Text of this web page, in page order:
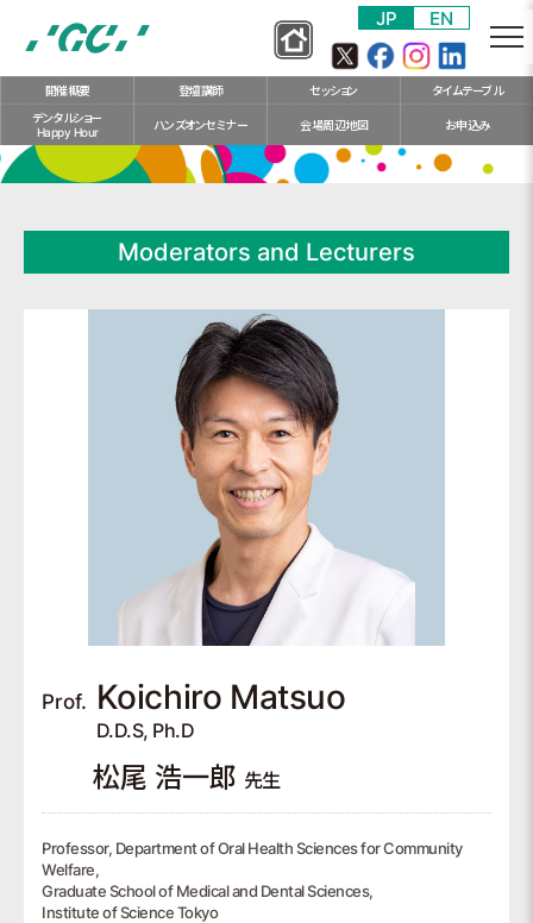
i
p
o
m
JP EN
開催概要 登壇講師 セッション タイムテーブル
デンタルショー
Happy Hour
ハンズオンセミナー 会場周辺地図 お申込み
Moderators and Lecturers
Prof. Koichiro Matsuo
D.D.S, Ph.D
松尾 浩一郎 先生
Professor, Department of Oral Health Sciences for Community
Welfare,
Graduate School of Medical and Dental Sciences,
Institute of Science Tokyo